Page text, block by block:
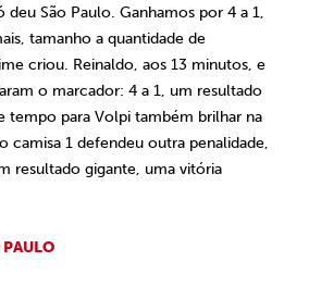
São Paulo. Ganhamos por 4 a 1,
tamanho a quantidade de
criou. Reinaldo, aos 13 minutos, e
o marcador: 4 a 1, um resultado
tempo para Volpi também brilhar na
camisa 1 defendeu outra penalidade,
resultado gigante, uma vitória
PAULO